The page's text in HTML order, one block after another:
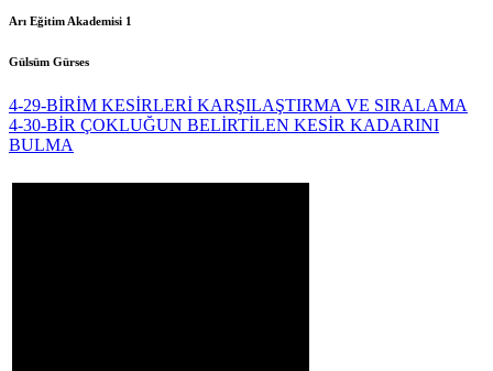
Arı Eğitim Akademisi 1
Gülsüm Gürses
4-29-BİRİM KESİRLERİ KARŞILAŞTIRMA VE SIRALAMA
4-30-BİR ÇOKLUĞUN BELİRTİLEN KESİR KADARINI
BULMA